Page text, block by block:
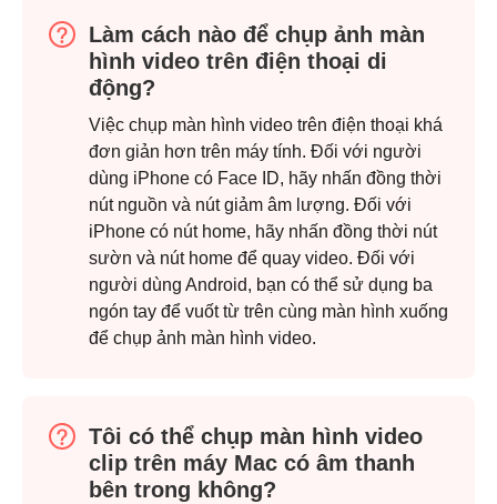
Bước 3.
Làm cách nào để chụp ảnh màn
hình video trên điện thoại di
động?
Việc chụp màn hình video trên điện thoại khá
đơn giản hơn trên máy tính. Đối với người
dùng iPhone có Face ID, hãy nhấn đồng thời
nút nguồn và nút giảm âm lượng. Đối với
iPhone có nút home, hãy nhấn đồng thời nút
sườn và nút home để quay video. Đối với
người dùng Android, bạn có thể sử dụng ba
ngón tay để vuốt từ trên cùng màn hình xuống
để chụp ảnh màn hình video.
Tôi có thể chụp màn hình video
clip trên máy Mac có âm thanh
bên trong không?